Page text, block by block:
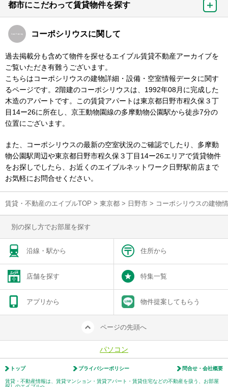
都市にこだわって賃貸物件を探す
コーポシリウスに関して
過去掲載分も含めて物件を探せるエイブル賃貸不動産アーカイブを
ご覧いただき有難うございます。
こちらはコーポシリウスの建物詳細・設備・空室情報データに関す
るページです。2階建のコーポシリウスは、1992年08月に完成した
木造のアパートです。この賃貸アパートは東京都日野市程久保３丁
目14ー26に所在し、京王動物園線の多摩動物公園駅から徒歩7分の
位置にございます。
また、コーポシリウスの最新の空室状況のご確認でしたり、多摩動
物公園駅周辺や東京都日野市程久保３丁目14ー26エリアで賃貸物件
をお探しでしたら、お近くのエイブルネットワーク日野駅前店まで
お気軽にお問合せください。
賃貸・不動産のエイブルTOP > 東京都 > 日野市 > コーポシリウスの建物
別の探し方でお部屋を探す
沿線・駅から 住所から
店舗を探す 特集一覧
アプリから 物件提案してもらう
ページの先頭へ
パソコン
トップ プライバシーポリシー 問合せ・会社概要
賃貸・不動産情報は、賃貸マンション・賃貸アパート・賃貸住宅などの不動産を扱う、お部屋